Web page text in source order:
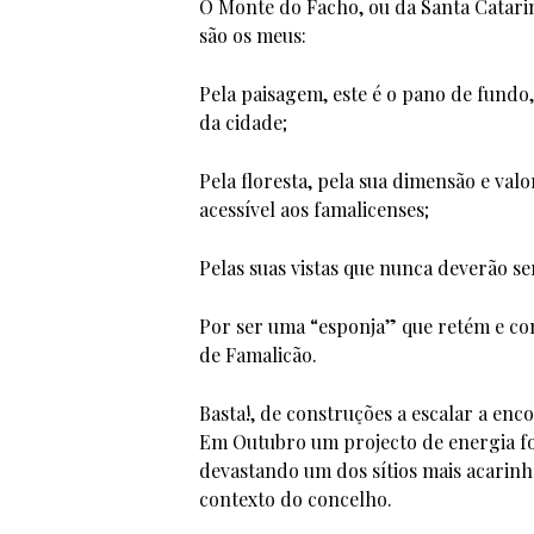
O Monte do Facho, ou da Santa
são os meus:
Pela paisagem, este é o pano de
da cidade;
Pela floresta, pela sua dimensão e
acessível aos famalicenses;
Pelas suas vistas que nunca deverão
Por ser uma “esponja” que retém e
de Famalicão.
Basta!, de construções a escalar a
Em Outubro um projecto de energia
devastando um dos sítios mais
contexto do concelho.